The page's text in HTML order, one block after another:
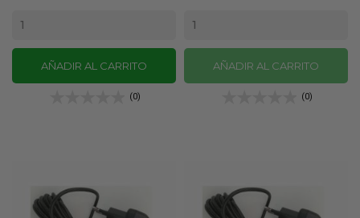
AÑADIR AL CARRITO
(0)
AÑADIR AL CARRITO
(0)